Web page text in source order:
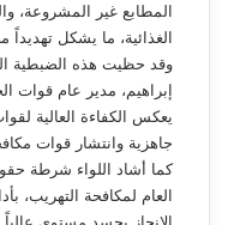
المطابع غير المشروعة،
الغذائية، ما يشكل
وقد حظيت هذه الضبطية
إبراهيم، مدير عام قوات
يعكس الكفاءة العالية
جاهزية وانتشار قوات
كما أشاد اللواء شرطة
العام لمكافحة التهريب،